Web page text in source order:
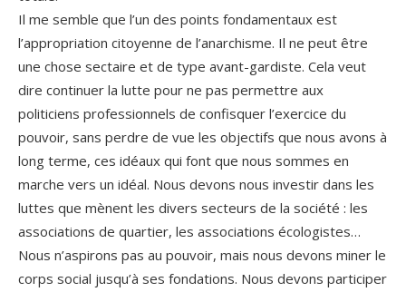
Il me semble que l’un des points fondamentaux est
l’appropriation citoyenne de l’anarchisme. Il ne peut être
une chose sectaire et de type avant-gardiste. Cela veut
dire continuer la lutte pour ne pas permettre aux
politiciens professionnels de confisquer l’exercice du
pouvoir, sans perdre de vue les objectifs que nous avons à
long terme, ces idéaux qui font que nous sommes en
marche vers un idéal. Nous devons nous investir dans les
luttes que mènent les divers secteurs de la société : les
associations de quartier, les associations écologistes…
Nous n’aspirons pas au pouvoir, mais nous devons miner le
corps social jusqu’à ses fondations. Nous devons participer